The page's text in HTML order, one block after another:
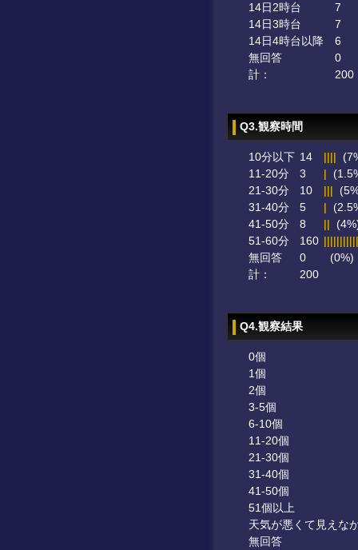
14日2時台
7
14日3時台
7
14日4時台以降
6
無回答
0
計：
200
Q3.観察時間
10分以下 14 ||||
11-20分
3 |
21-30分
10 |||
31-40分
5 |
41-50分
8 ||
51-60分
160
無回答
0
(0%)
計：
200
Q4.観察結果
0個
1個
2個
3-5個
6-10個
11-20個
21-30個
31-40個
41-50個
51個以上
天気が悪くて見えな
無回答